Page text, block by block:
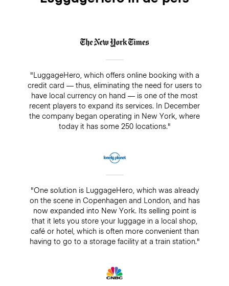
"LuggageHero, which offers online booking with a
credit card — thus, eliminating the need for users to
have local currency on hand — is one of the most
recent players to expand its services. In December
the company began operating in New York, where
today it has some 250 locations."
"One solution is LuggageHero, which was already
on the scene in Copenhagen and London, and has
now expanded into New York. Its selling point is
that it lets you store your luggage in a local shop,
café or hotel, which is often more convenient than
having to go to a storage facility at a train station."